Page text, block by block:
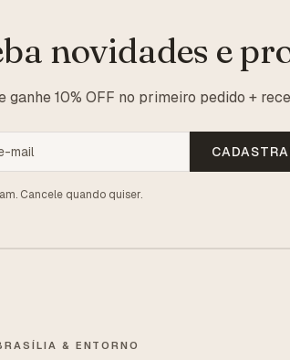
novidades e
ganhe 10% OFF no primeiro pedido +
Cancele quando quiser.
& ENTORNO